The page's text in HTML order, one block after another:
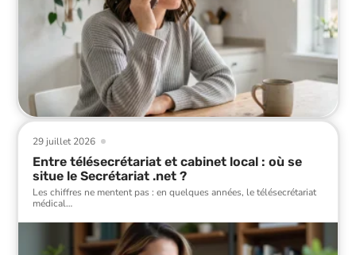
29 juillet 2026
Entre télésecrétariat et cabinet local : où se
situe le Secrétariat .net ?
Les chiffres ne mentent pas : en quelques années, le télésecrétariat
médical…